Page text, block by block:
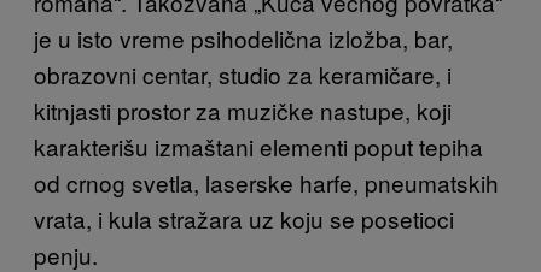
je u isto vreme psihodelična izložba, bar,
obrazovni centar, studio za keramičare, i
kitnjasti prostor za muzičke nastupe, koji
karakterišu izmaštani elementi poput tepiha
od crnog svetla, laserske harfe, pneumatskih
vrata, i kula stražara uz koju se posetioci
penju.